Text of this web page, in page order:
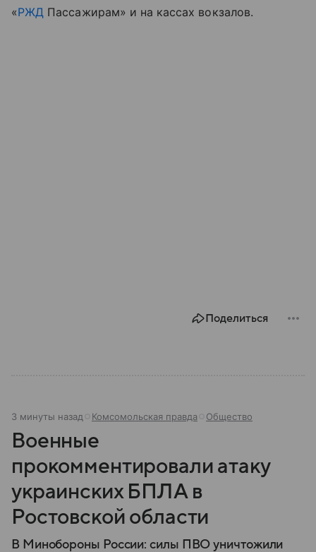
«РЖД Пассажирам» и на кассах вокзалов.
Поделиться
3 минуты назад Комсомольская правда Общество
Военные
прокомментировали атаку
украинских БПЛА в
Ростовской области
В Минобороны России: силы ПВО уничтожили